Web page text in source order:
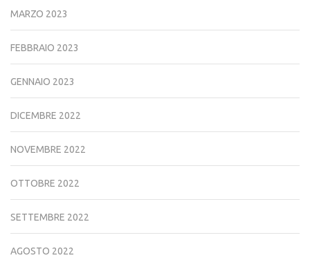
MARZO 2023
FEBBRAIO 2023
GENNAIO 2023
DICEMBRE 2022
NOVEMBRE 2022
OTTOBRE 2022
SETTEMBRE 2022
AGOSTO 2022